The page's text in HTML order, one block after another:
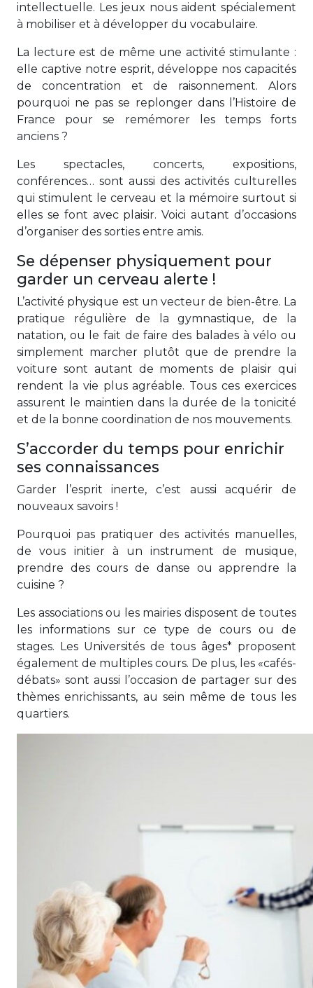
intellectuelle. Les jeux nous aident spécialement
à mobiliser et à développer du vocabulaire.
La lecture est de même une activité stimulante :
elle captive notre esprit, développe nos capacités
de concentration et de raisonnement. Alors
pourquoi ne pas se replonger dans l’Histoire de
France pour se remémorer les temps forts
anciens ?
Les spectacles, concerts, expositions,
conférences… sont aussi des activités culturelles
qui stimulent le cerveau et la mémoire surtout si
elles se font avec plaisir. Voici autant d’occasions
d’organiser des sorties entre amis.
Se dépenser physiquement pour
garder un cerveau alerte !
L’activité physique est un vecteur de bien-être. La
pratique régulière de la gymnastique, de la
natation, ou le fait de faire des balades à vélo ou
simplement marcher plutôt que de prendre la
voiture sont autant de moments de plaisir qui
rendent la vie plus agréable. Tous ces exercices
assurent le maintien dans la durée de la tonicité
et de la bonne coordination de nos mouvements.
S’accorder du temps pour enrichir
ses connaissances
Garder l’esprit inerte, c’est aussi acquérir de
nouveaux savoirs !
Pourquoi pas pratiquer des activités manuelles,
de vous initier à un instrument de musique,
prendre des cours de danse ou apprendre la
cuisine ?
Les associations ou les mairies disposent de toutes
les informations sur ce type de cours ou de
stages. Les Universités de tous âges* proposent
également de multiples cours. De plus, les «cafés-
débats» sont aussi l’occasion de partager sur des
thèmes enrichissants, au sein même de tous les
quartiers.